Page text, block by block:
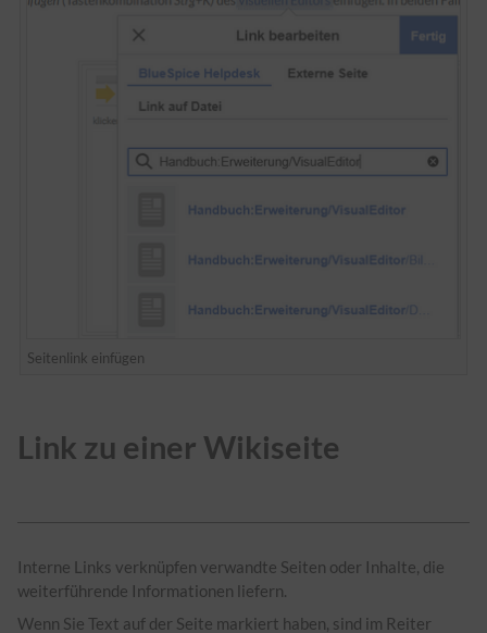
Seitenlink einfügen
Link zu einer Wikiseite
Interne Links verknüpfen verwandte Seiten oder Inhalte, die
weiterführende Informationen liefern.
Wenn Sie Text auf der Seite markiert haben, sind im Reiter